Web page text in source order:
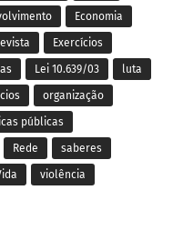
Economia
Exercícios
Lei 10.639/03 luta
organização
públicas
Rede saberes
violência